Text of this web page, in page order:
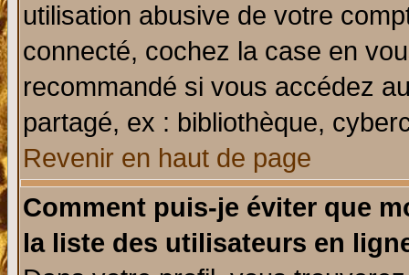
utilisation abusive de votre
connecté, cochez la case en
recommandé si vous accédez
partagé, ex : bibliothèque,
Revenir en haut de page
Comment puis-je éviter que
la liste des utilisateurs en